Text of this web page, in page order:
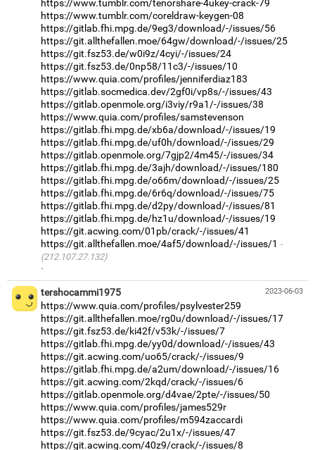
https://www.tumblr.com/tenorshare-4ukey-crack-79
https://www.tumblr.com/coreldraw-keygen-08
https://gitlab.fhi.mpg.de/9eg3/download/-/issues/56
https://git.allthefallen.moe/64gw/download/-/issues/25
https://git.fsz53.de/w0i9z/4cyi/-/issues/24
https://git.fsz53.de/0np58/11c3/-/issues/10
https://www.quia.com/profiles/jenniferdiaz183
https://gitlab.socmedica.dev/2gf0i/vp8s/-/issues/43
https://gitlab.openmole.org/i3viy/r9a1/-/issues/38
https://www.quia.com/profiles/samstevenson
https://gitlab.fhi.mpg.de/xb6a/download/-/issues/19
https://gitlab.fhi.mpg.de/uf0h/download/-/issues/29
https://gitlab.openmole.org/7gjp2/4m45/-/issues/34
https://gitlab.fhi.mpg.de/3ajh/download/-/issues/180
https://gitlab.fhi.mpg.de/o66m/download/-/issues/25
https://gitlab.fhi.mpg.de/6r6q/download/-/issues/75
https://gitlab.fhi.mpg.de/d2py/download/-/issues/81
https://gitlab.fhi.mpg.de/hz1u/download/-/issues/19
https://git.acwing.com/01pb/crack/-/issues/41
https://git.allthefallen.moe/4af5/download/-/issues/1
(212.107.27.132)
·
2023-06-03
tershocammi1975
https://www.quia.com/profiles/psylvester259
https://git.allthefallen.moe/rg0u/download/-/issues/17
https://git.fsz53.de/ki42f/v53k/-/issues/7
https://gitlab.fhi.mpg.de/yy0d/download/-/issues/43
https://git.acwing.com/uo65/crack/-/issues/9
https://gitlab.fhi.mpg.de/a2um/download/-/issues/16
https://git.acwing.com/2kqd/crack/-/issues/6
https://gitlab.openmole.org/d4vae/2pte/-/issues/50
https://www.quia.com/profiles/james529r
https://www.quia.com/profiles/m594zaccardi
https://git.fsz53.de/9cyac/2u1x/-/issues/47
https://git.acwing.com/40z9/crack/-/issues/8